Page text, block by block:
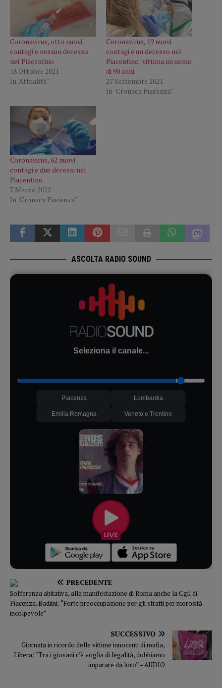
Coronavirus, otto nuovi
contagi e nessun decesso
nel Piacentino
18 Ottobre 2021
In "Attualità"
Coronavirus, 19 nuovi
contagi e un decesso nel
Piacentino: vittima un uomo
di 90 anni
27 Settembre 2021
In "Cronaca Piacenza"
Coronavirus, 62 nuovi
contagi e due decessi nel
Piacentino
7 Marzo 2022
In "Cronaca Piacenza"
ASCOLTA RADIO SOUND
Seleziona il canale...
Piacenza Lombardia
Emilia Romagna Veneto e Trentino
PRECEDENTE
Sofferenza abitativa, alla manifestazione di Roma anche la Cgil di
Piacenza. Badiini: “Forte preoccupazione per gli sfratti per morosità
incolpevole”
SUCCESSIVO
Giornata in ricordo delle vittime innocenti di mafia,
Libera: “Tra i giovani c’è voglia di legalità, dobbiamo
imparare da loro” – AUDIO